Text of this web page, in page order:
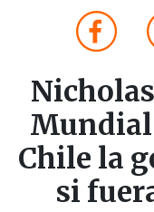
Mundial
Chile la
si